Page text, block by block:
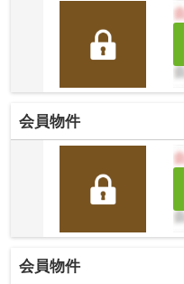
会員物件
会員物件